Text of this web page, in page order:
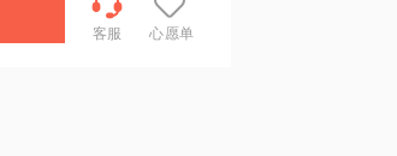
客服 心愿单